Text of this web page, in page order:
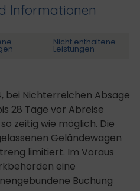
Informationen
Nicht enthaltene
Leistungen
bei Nichterreichen Absage
28 Tage vor Abreise
zeitig wie möglich. Die
Geländewagen
limitiert. Im Voraus
eine
Buchung